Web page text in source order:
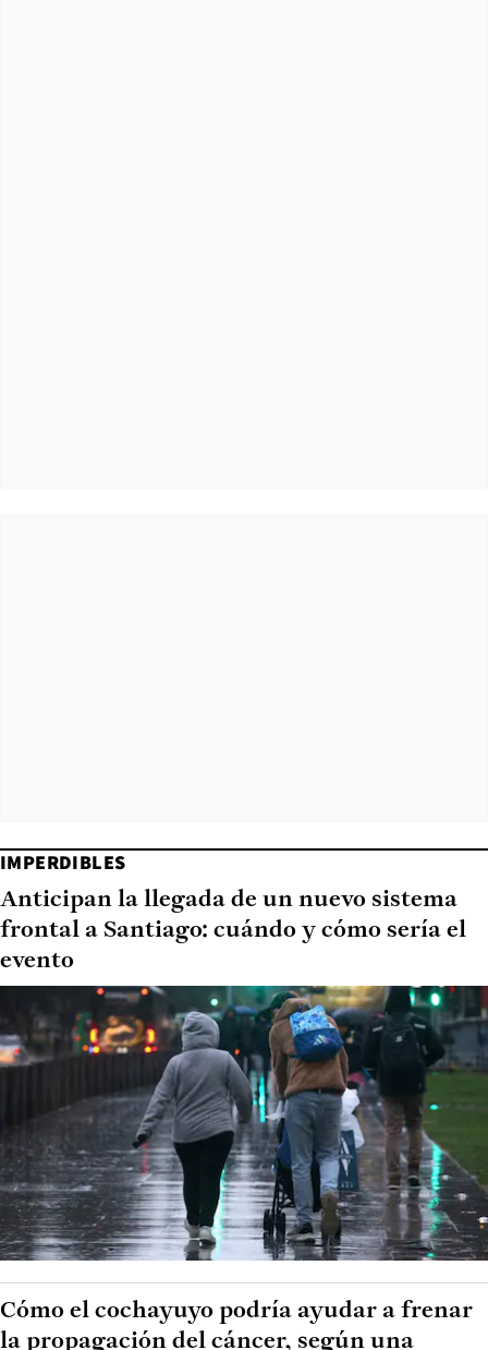
IMPERDIBLES
Anticipan la llegada de un nuevo sistema
frontal a Santiago: cuándo y cómo sería el
evento
Cómo el cochayuyo podría ayudar a frenar
la propagación del cáncer, según una